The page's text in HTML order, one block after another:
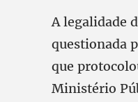
A legalidade
questionada
que
Ministério